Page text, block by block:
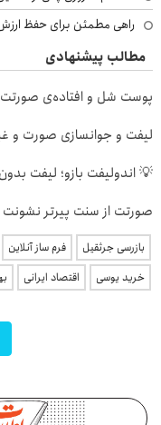
راهی مطمئن برای حفظ
مطالب پیشنهادی
پوست شل و افتاده‌ی
لیفت و جوانسازی صورت و غبغب بدون جراحی و دوران نقاهت ✨
💡 اندولیفت بازو؛ لیفت
صورتت از سنت پیرتر
بازرسی جرثقیل فرم ساز آنلاین
خرید یوسی
اقتصاد ایرانی